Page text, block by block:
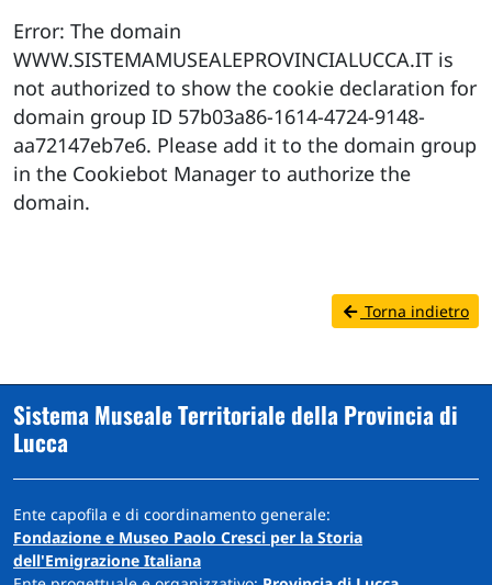
Error: The domain
WWW.SISTEMAMUSEALEPROVINCIALUCCA.IT is
not authorized to show the cookie declaration for
domain group ID 57b03a86-1614-4724-9148-
aa72147eb7e6. Please add it to the domain group
in the Cookiebot Manager to authorize the
domain.
Torna indietro
Sistema Museale Territoriale della Provincia di
Lucca
Ente capofila e di coordinamento generale:
Fondazione e Museo Paolo Cresci per la Storia
dell'Emigrazione Italiana